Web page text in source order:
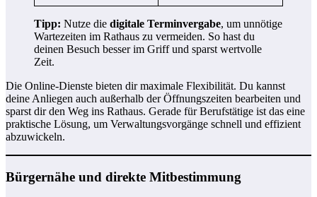
Tipp: Nutze die digitale Terminvergabe, um unnötige
Wartezeiten im Rathaus zu vermeiden. So hast du
deinen Besuch besser im Griff und sparst wertvolle
Zeit.
Die Online-Dienste bieten dir maximale Flexibilität. Du kannst
deine Anliegen auch außerhalb der Öffnungszeiten bearbeiten und
sparst dir den Weg ins Rathaus. Gerade für Berufstätige ist das eine
praktische Lösung, um Verwaltungsvorgänge schnell und effizient
abzuwickeln.
Bürgernähe und direkte Mitbestimmung